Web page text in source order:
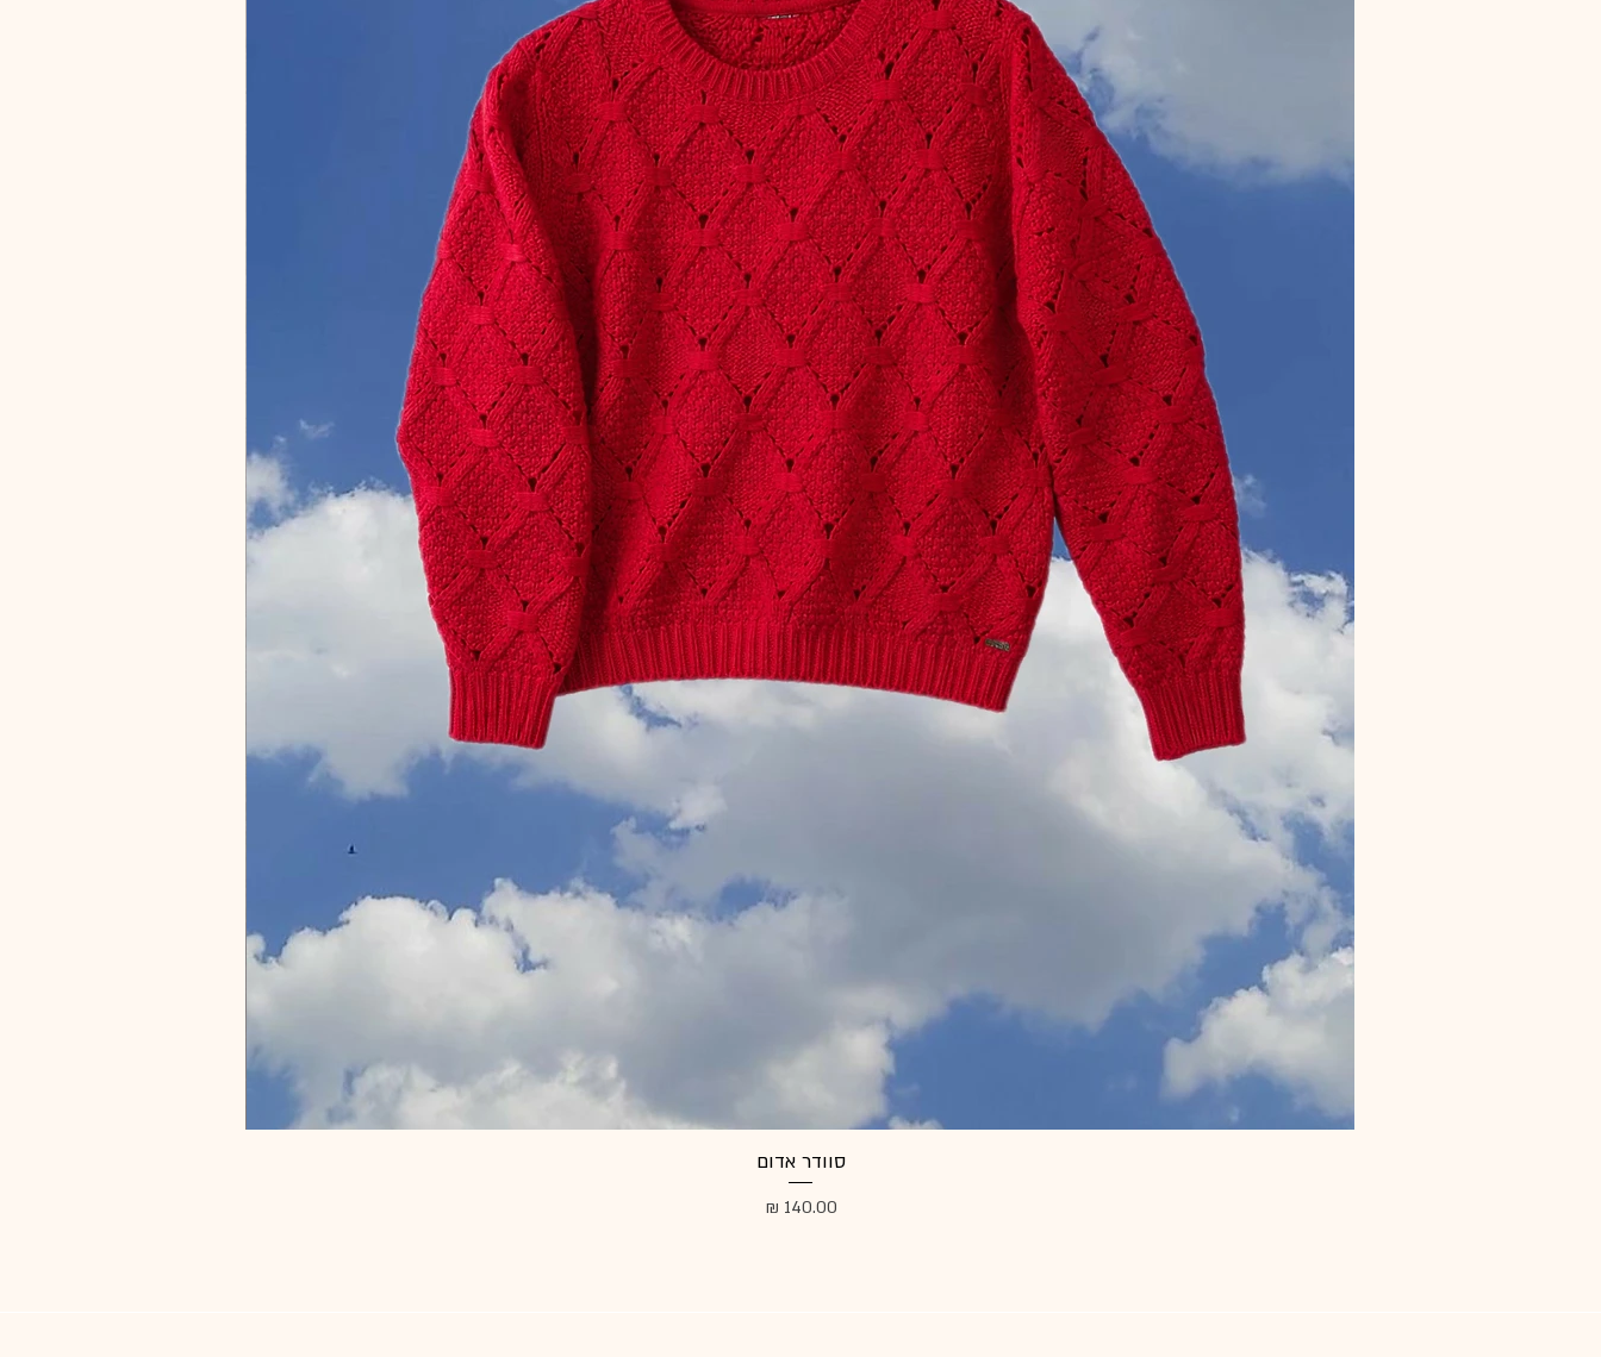
סוודר אדום
מחיר